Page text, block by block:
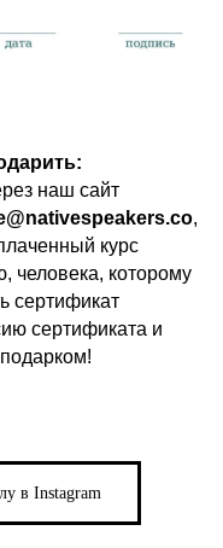
наш сайт
,
курс
которому
сертификат
сертификата и
в Instagram